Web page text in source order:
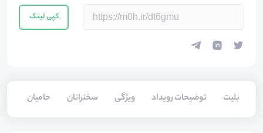
کپی لینک
بلیت‌ توضیحات رویداد ویژگی سخنرانان حامیان